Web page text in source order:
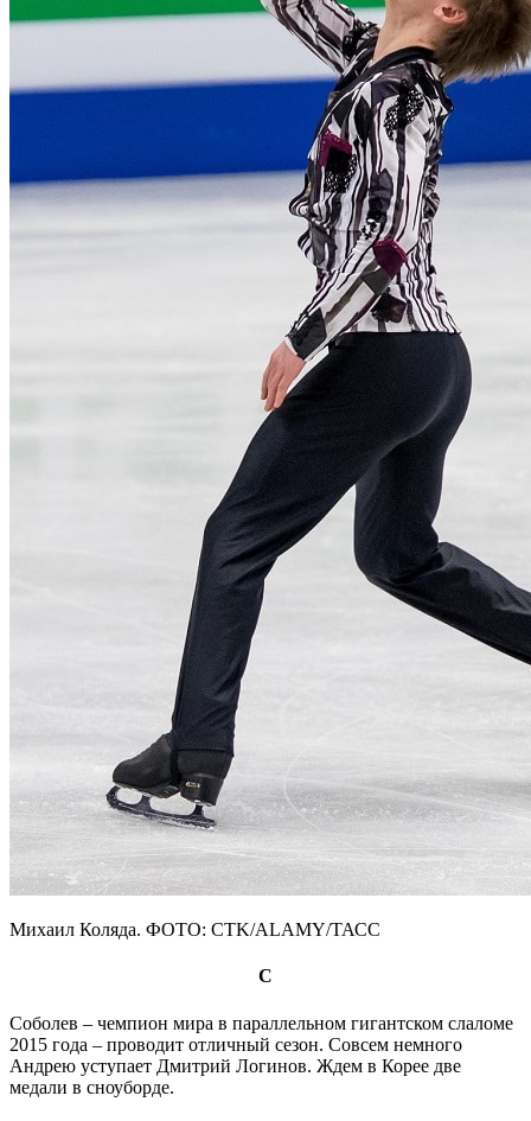
Михаил Коляда. ФОТО: CTK/ALAMY/ТАСС
С
Соболев – чемпион мира в параллельном гигантском слаломе
2015 года – проводит отличный сезон. Совсем немного
Андрею уступает Дмитрий Логинов. Ждем в Корее две
медали в сноуборде.